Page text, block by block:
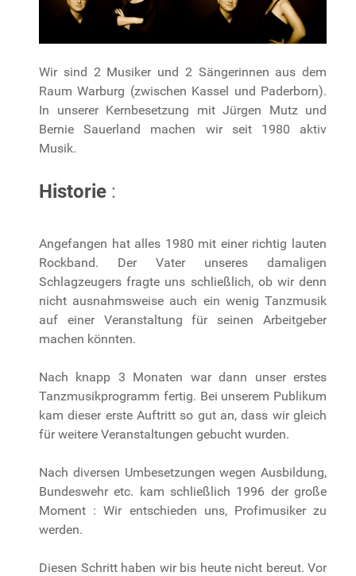
Wir sind 2 Musiker und 2 Sängerinnen aus dem
Raum Warburg (zwischen Kassel und Paderborn).
In unserer Kernbesetzung mit Jürgen Mutz und
Bernie Sauerland machen wir seit 1980 aktiv
Musik.
Historie :
Angefangen hat alles 1980 mit einer richtig lauten
Rockband. Der Vater unseres damaligen
Schlagzeugers fragte uns schließlich, ob wir denn
nicht ausnahmsweise auch ein wenig Tanzmusik
auf einer Veranstaltung für seinen Arbeitgeber
machen könnten.
Nach knapp 3 Monaten war dann unser erstes
Tanzmusikprogramm fertig. Bei unserem Publikum
kam dieser erste Auftritt so gut an, dass wir gleich
für weitere Veranstaltungen gebucht wurden.
Nach diversen Umbesetzungen wegen Ausbildung,
Bundeswehr etc. kam schließlich 1996 der große
Moment : Wir entschieden uns, Profimusiker zu
werden.
Diesen Schritt haben wir bis heute nicht bereut. Vor